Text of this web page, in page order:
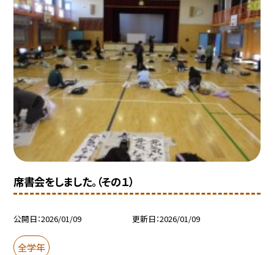
席書会をしました。（その１）
公開日 2026/01/09 更新日 2026/01/09
全学年